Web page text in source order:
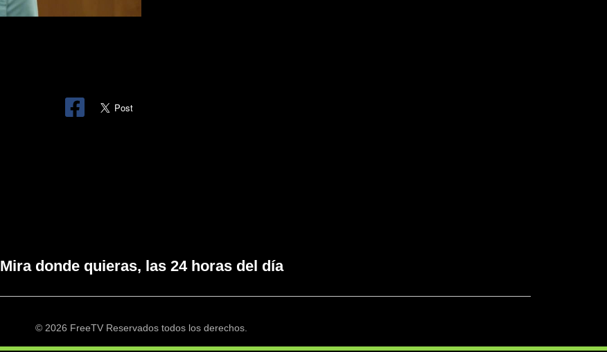
Mira donde quieras, las 24 horas del día
© 2026 FreeTV Reservados todos los derechos.